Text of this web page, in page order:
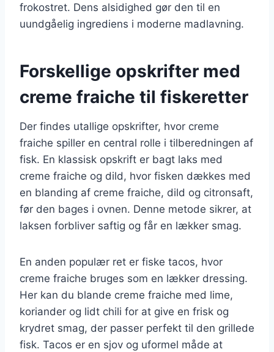
frokostret. Dens alsidighed gør den til en
uundgåelig ingrediens i moderne madlavning.
Forskellige opskrifter med
creme fraiche til fiskeretter
Der findes utallige opskrifter, hvor creme
fraiche spiller en central rolle i tilberedningen af
fisk. En klassisk opskrift er bagt laks med
creme fraiche og dild, hvor fisken dækkes med
en blanding af creme fraiche, dild og citronsaft,
før den bages i ovnen. Denne metode sikrer, at
laksen forbliver saftig og får en lækker smag.
En anden populær ret er fiske tacos, hvor
creme fraiche bruges som en lækker dressing.
Her kan du blande creme fraiche med lime,
koriander og lidt chili for at give en frisk og
krydret smag, der passer perfekt til den grillede
fisk. Tacos er en sjov og uformel måde at